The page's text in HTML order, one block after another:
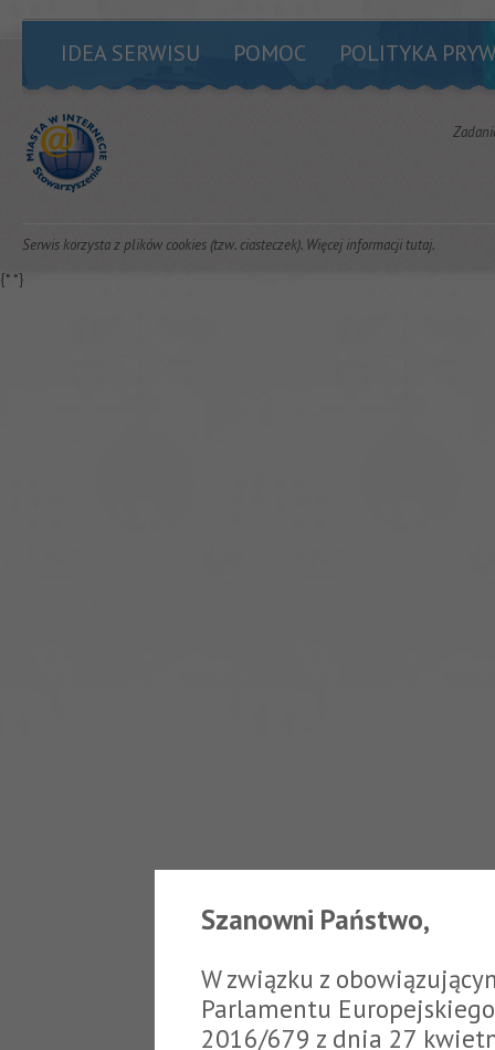
IDEA SERWISU POMOC POLITYKA
Serwis korzysta z plików cookies (tzw. ciasteczek). Więcej informacjitutaj.
{**}
Szanowni Państwo,
W związku z
Parlamentu
2016/679 z dnia 27